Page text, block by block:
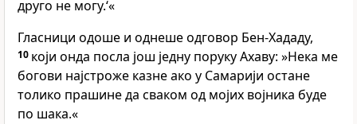
друго не могу.‘«
Гласници одоше и однеше одговор Бен-Хададу,
10 који онда посла још једну поруку Ахаву: »Нека ме
богови најстроже казне ако у Самарији остане
толико прашине да сваком од мојих војника буде
по шака.«